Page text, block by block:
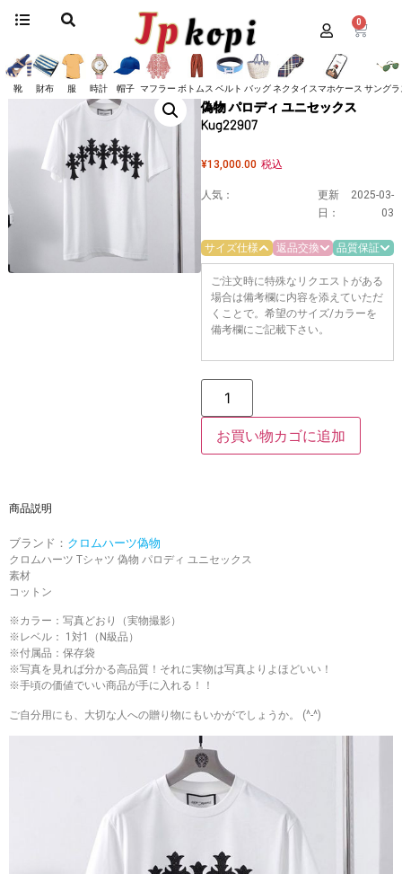
0
靴 財布 服 時計 帽子 マフラー ボトムス ベルト バッグネクタイ スマホケース サング
ホーム /クロムハーツ /Tシャツ
/ 春もの新作 クロムハーツ Tシャツ 偽物
パロディ ユニセックス Kug22907
春もの新作 クロムハーツ Tシャツ
偽物 パロディ ユニセックス
Kug22907
¥13,000.00 税込
人気：
更新
日：
2025-03-
03
サイズ仕様 返品交換 品質保証
ご注文時に特殊なリクエストがある
場合は備考欄に内容を添えていただ
くことで。希望のサイズ/カラーを
備考欄にご記載下さい。
お買い物カゴに追加
商品説明
ブランド： クロムハーツ偽物
クロムハーツ Tシャツ 偽物 パロディ ユニセックス
素材
コットン
※カラー：写真どおり（実物撮影）
※レベル： 1対1（N級品）
※付属品：保存袋
※写真を見れば分かる高品質！それに実物は写真よりよほどいい！
※手頃の価値でいい商品が手に入れる！！
ご自分用にも、大切な人への贈り物にもいかがでしょうか。 (^-^)